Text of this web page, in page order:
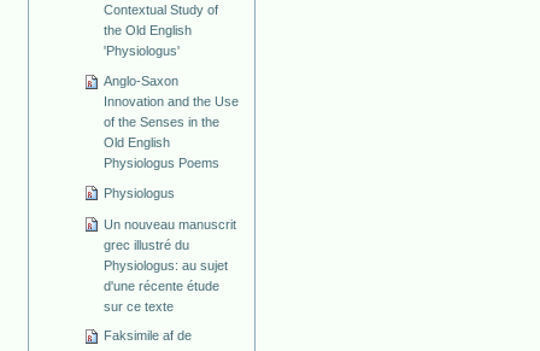
Contextual Study of
the Old English
'Physiologus'
Anglo-Saxon
Innovation and the Use
of the Senses in the
Old English
Physiologus Poems
Physiologus
Un nouveau manuscrit
grec illustré du
Physiologus: au sujet
d'une récente étude
sur ce texte
Faksimile af de